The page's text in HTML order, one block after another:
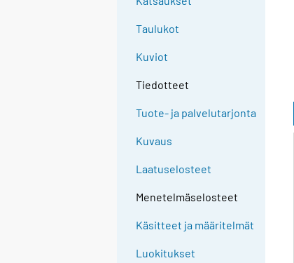
Taulukot
Kuviot
Tiedotteet
Tuote- ja palvelutarjonta
Kuvaus
Laatuselosteet
Menetelmäselosteet
Käsitteet ja määritelmät
Luokitukset